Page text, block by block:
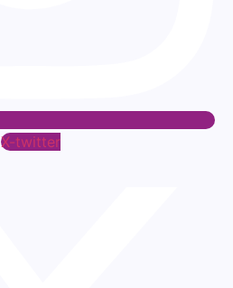
X-twitter